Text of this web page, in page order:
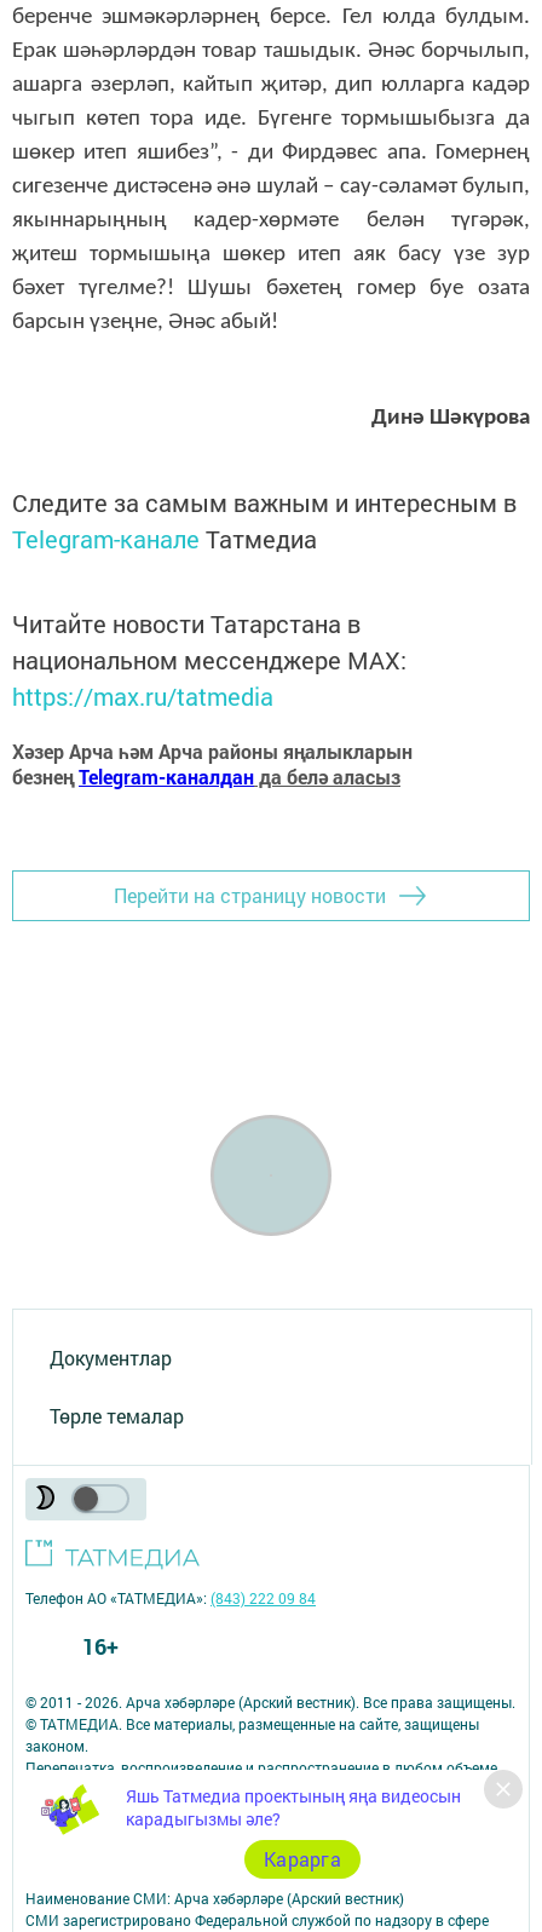
беренче эшмәкәрләрнең берсе. Гел юлда булдым.
Ерак шәһәрләрдән товар ташыдык. Әнәс борчылып,
ашарга әзерләп, кайтып җитәр, дип юлларга кадәр
чыгып көтеп тора иде. Бүгенге тормышыбызга да
шөкер итеп яшибез”, - ди Фирдәвес апа. Гомернең
сигезенче дистәсенә әнә шулай – сау-сәламәт булып,
якыннарыңның кадер-хөрмәте белән түгәрәк,
җитеш тормышыңа шөкер итеп аяк басу үзе зур
бәхет түгелме?! Шушы бәхетең гомер буе озата
барсын үзеңне, Әнәс абый!
Динә Шәкүрова
Следите за самым важным и интересным в
Telegram-канале Татмедиа
Читайте новости Татарстана в
национальном мессенджере MАХ:
https://max.ru/tatmedia
Хәзер Арча һәм Арча районы яңалыкларын
безнеңTelegram-каналданда белә аласыз
Перейти на страницу новости
Документлар
Төрле темалар
Яшь Татмедиа проектының яңа видеосын
карадыгызмы әле?
Карарга
© 2011 - 2026. Арча хәбәрләре (Арский вестник). Все права защищены.
© ТАТМЕДИА. Все материалы, размещенные на сайте, защищены
законом.
Перепечатка, воспроизведение и распространение в любом объеме
информации,
размещенной на сайте, возможна только с письменного согласия
редакций СМИ.
При поддержке Республиканского агентства по печати и массовым
Наименование СМИ: Арча хәбәрләре (Арский вестник)
СМИ зарегистрировано Федеральной службой по надзору в сфере
Телефон АО «ТАТМЕДИА»:(843) 222 09 84
16+